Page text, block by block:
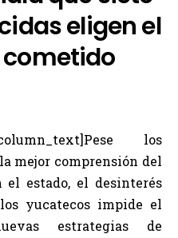
eligen el
los
mejor comprensión del
estado, el desinterés
yucatecos impide el
estrategias de